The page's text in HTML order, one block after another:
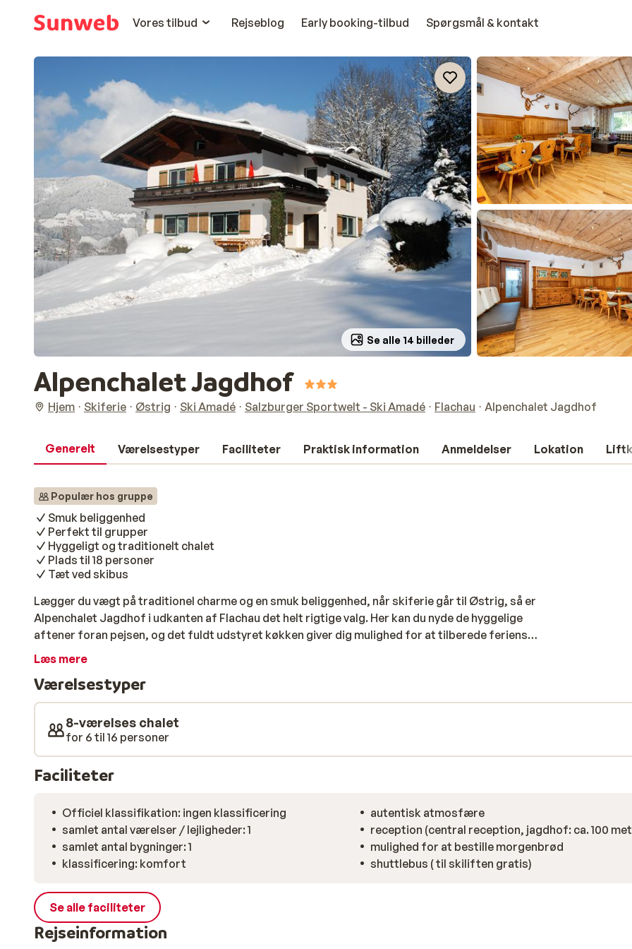
Vores tilbud
Rejseblog Early booking-tilbud Spørgsmål & kontakt
Se alle 14 billeder
Alpenchalet Jagdhof
Hjem Skiferie Østrig Ski Amadé Salzburger Sportwelt - Ski Amadé Flachau Alpenchalet Jagdhof
Generelt Værelsestyper Faciliteter Praktisk information Anmeldelser Lokation
Populær hos gruppe
Smuk beliggenhed
Perfekt til grupper
Hyggeligt og traditionelt chalet
Plads til 18 personer
Tæt ved skibus
Lægger du vægt på traditionel charme og en smuk beliggenhed, når skiferie går til Østrig, så er
Alpenchalet Jagdhof i udkanten af Flachau det helt rigtige valg. Her kan du nyde de hyggelige
aftener foran pejsen, og det fuldt udstyret køkken giver dig mulighed for at tilberede feriens
hjemmelavede måltider til hele familien. Alpenchalet Jagdhof kan rumme fra 6 – 18 personer, og
lokale skibus, som holder ca. 100 meter fra huset. I Flachau findes flere gode restauranter og
hyggelige barer, hvor den østrigske afterski-stemning er i top.
Læs mere
Værelsestyper
8-værelses chalet
for 6 til 16 personer
Faciliteter
Officiel klassifikation: ingen klassificering
samlet antal værelser / lejligheder: 1
samlet antal bygninger: 1
klassificering: komfort
autentisk atmosfære
reception (central reception, jagdhof: ca. 100
mulighed for at bestille morgenbrød
shuttlebus ( til skiliften gratis)
Se alle faciliteter
Rejseinformation